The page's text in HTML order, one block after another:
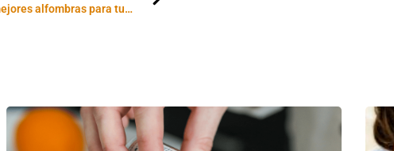
¿Cómo elegir las mejores alfombras para tu casa?